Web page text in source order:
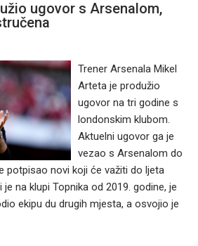
ugovor s Arsenalom,
Trener Arsenala Mikel
Arteta je produžio
ugovor na tri godine s
londonskim klubom.
Aktuelni ugovor ga je
vezao s Arsenalom do
potpisao novi koji će važiti do ljeta
na klupi Topnika od 2019. godine, je
ekipu du drugih mjesta, a osvojio je